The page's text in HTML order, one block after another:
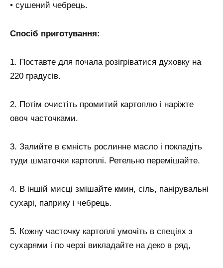
• сушений чебрець.
Спосіб приготування:
1. Поставте для почала розігріватися духовку на
220 градусів.
2. Потім очистіть промитий картоплю і наріжте
овоч часточками.
3. Залийте в ємність рослинне масло і покладіть
туди шматочки картоплі. Ретельно перемішайте.
4. В іншій мисці змішайте кмин, сіль, панірувальні
сухарі, паприку і чебрець.
5. Кожну часточку картоплі умочіть в спеціях з
сухарями і по черзі викладайте на деко в ряд,